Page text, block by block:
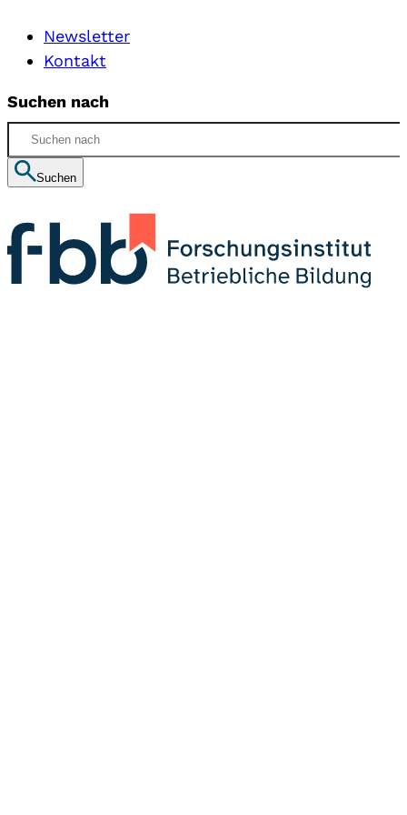
Newsletter
Kontakt
Suchen nach
Suchen